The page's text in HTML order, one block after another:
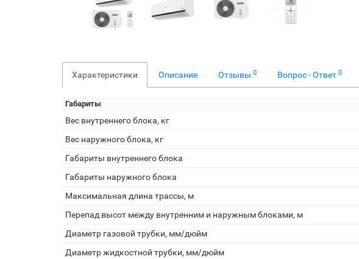
Характеристики Описание Отзывы 0 Вопрос - Ответ 0
Габариты
Вес внутреннего блока, кг
Вес наружного блока, кг
Габариты внутреннего блока
Габариты наружного блока
Максимальная длина трассы, м
Перепад высот между внутренним и наружным блоками, м
Диаметр газовой трубки, мм/дюйм
Диаметр жидкостной трубки, мм/дюйм